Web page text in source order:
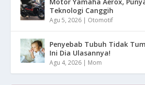
Motor Yamaha Aerox,
Teknologi Canggih
Agu 5, 2026 | Otomotif
Penyebab Tubuh Tidak
Ini Dia Ulasannya!
Agu 4, 2026 | Mom